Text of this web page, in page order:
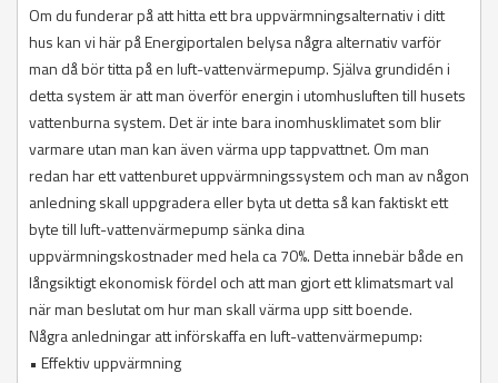
Om du funderar på att hitta ett bra uppvärmningsalternativ i ditt
hus kan vi här på Energiportalen belysa några alternativ varför
man då bör titta på en luft-vattenvärmepump. Själva grundidén i
detta system är att man överför energin i utomhusluften till husets
vattenburna system. Det är inte bara inomhusklimatet som blir
varmare utan man kan även värma upp tappvattnet. Om man
redan har ett vattenburet uppvärmningssystem och man av någon
anledning skall uppgradera eller byta ut detta så kan faktiskt ett
byte till luft-vattenvärmepump sänka dina
uppvärmningskostnader med hela ca 70%. Detta innebär både en
långsiktigt ekonomisk fördel och att man gjort ett klimatsmart val
när man beslutat om hur man skall värma upp sitt boende.
Några anledningar att införskaffa en luft-vattenvärmepump:
• Effektiv uppvärmning